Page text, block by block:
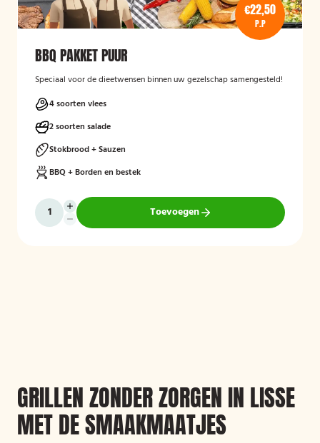
€22,50
P.P
BBQ PAKKET PUUR
Speciaal voor de dieetwensen binnen uw gezelschap samengesteld!
4 soorten vlees
2 soorten salade
Stokbrood + Sauzen
BBQ + Borden en bestek
Toevoegen
GRILLEN ZONDER ZORGEN IN LISSE
MET DE SMAAKMAATJES